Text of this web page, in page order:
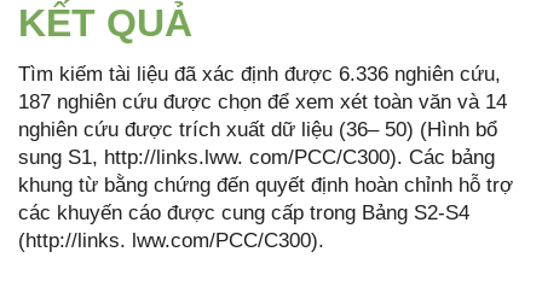
KẾT QUẢ
Tìm kiếm tài liệu đã xác định được 6.336 nghiên cứu,
187 nghiên cứu được chọn để xem xét toàn văn và 14
nghiên cứu được trích xuất dữ liệu (36– 50) (Hình bổ
sung S1, http://links.lww. com/PCC/C300). Các bảng
khung từ bằng chứng đến quyết định hoàn chỉnh hỗ trợ
các khuyến cáo được cung cấp trong Bảng S2-S4
(http://links. lww.com/PCC/C300).